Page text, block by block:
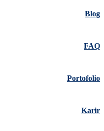
Blog
FAQ
Portofolio
Karir